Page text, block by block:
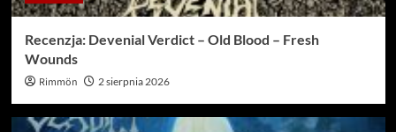
Recenzja: Devenial Verdict – Old Blood – Fresh
Wounds
Rimmön 2 sierpnia 2026